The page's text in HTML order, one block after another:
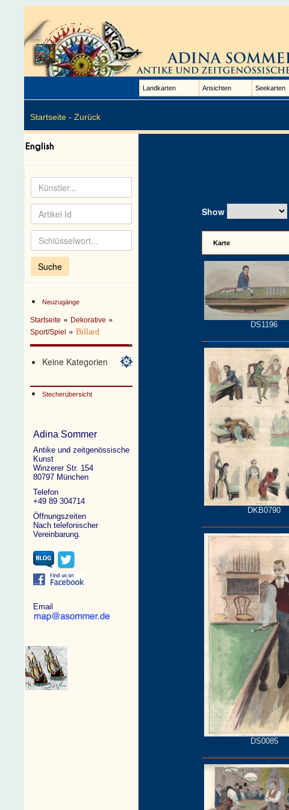
Landkarten Ansichten Seekarten
Startseite - Zurück
Neuzugänge
Startseite » Dekorative »
Sport/Spiel »Billard
Keine Kategorien
Stecherübersicht
Adina Sommer
Antike und zeitgenössische
Kunst
Winzerer Str. 154
80797 München
Telefon
+49 89 304714
Öffnungszeiten
Nach telefonischer
Vereinbarung.
Email
Show
Karte
DS1196
DKB0790
DS0085